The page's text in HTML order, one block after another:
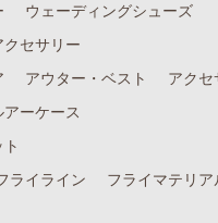
ウェーディングシューズ
クセサリー
アウター・ベスト
アクセ
ーケース
ライライン フライマテリア